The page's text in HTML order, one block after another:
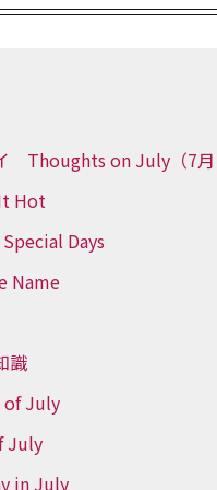
Thoughts on July（7月
Hot
Days
Name
識
of July
July
in July